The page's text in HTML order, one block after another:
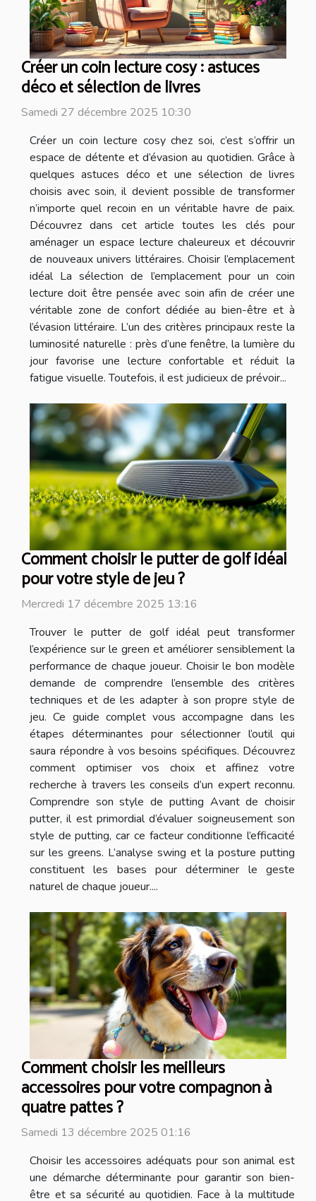
Créer un coin lecture cosy : astuces
déco et sélection de livres
Samedi 27 décembre 2025 10:30
Créer un coin lecture cosy chez soi, c’est s’offrir un
espace de détente et d’évasion au quotidien. Grâce à
quelques astuces déco et une sélection de livres
choisis avec soin, il devient possible de transformer
n’importe quel recoin en un véritable havre de paix.
Découvrez dans cet article toutes les clés pour
aménager un espace lecture chaleureux et découvrir
de nouveaux univers littéraires. Choisir l’emplacement
idéal La sélection de l’emplacement pour un coin
lecture doit être pensée avec soin afin de créer une
véritable zone de confort dédiée au bien-être et à
l’évasion littéraire. L’un des critères principaux reste la
luminosité naturelle : près d’une fenêtre, la lumière du
jour favorise une lecture confortable et réduit la
fatigue visuelle. Toutefois, il est judicieux de prévoir...
Comment choisir le putter de golf idéal
pour votre style de jeu ?
Mercredi 17 décembre 2025 13:16
Trouver le putter de golf idéal peut transformer
l’expérience sur le green et améliorer sensiblement la
performance de chaque joueur. Choisir le bon modèle
demande de comprendre l’ensemble des critères
techniques et de les adapter à son propre style de
jeu. Ce guide complet vous accompagne dans les
étapes déterminantes pour sélectionner l’outil qui
saura répondre à vos besoins spécifiques. Découvrez
comment optimiser vos choix et affinez votre
recherche à travers les conseils d’un expert reconnu.
Comprendre son style de putting Avant de choisir
putter, il est primordial d’évaluer soigneusement son
style de putting, car ce facteur conditionne l’efficacité
sur les greens. L’analyse swing et la posture putting
constituent les bases pour déterminer le geste
naturel de chaque joueur....
Comment choisir les meilleurs
accessoires pour votre compagnon à
quatre pattes ?
Samedi 13 décembre 2025 01:16
Choisir les accessoires adéquats pour son animal est
une démarche déterminante pour garantir son bien-
être et sa sécurité au quotidien. Face à la multitude